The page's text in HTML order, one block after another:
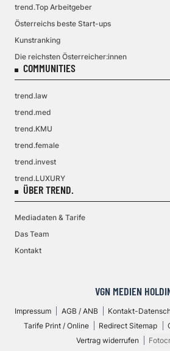
trend.Top Arbeitgeber
Österreichs beste Start-ups
Kunstranking
Die reichsten Österreicher:innen
COMMUNITIES
trend.law
trend.med
trend.KMU
trend.female
trend.invest
trend.LUXURY
ÜBER TREND.
Mediadaten & Tarife
Das Team
Kontakt
VGN MEDIEN
Impressum AGB / ANB Kontakt-
Tarife Print / Online
Redirect Sitemap
Vertrag widerrufen